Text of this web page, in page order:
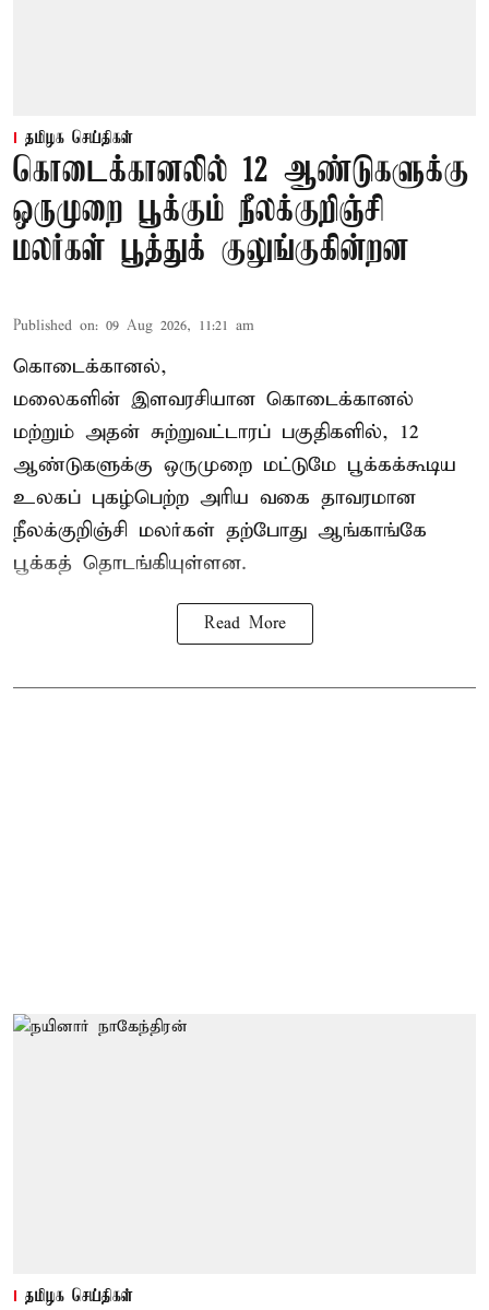
தமிழக செய்திகள்
கொடைக்கானலில் 12 ஆண்டுகளுக்கு
ஒருமுறை பூக்கும் நீலக்குறிஞ்சி
மலர்கள் பூத்துக் குலுங்குகின்றன
Published on: 09 Aug 2026, 11:21 am
கொடைக்கானல்,
மலைகளின் இளவரசியான கொடைக்கானல்
மற்றும் அதன் சுற்றுவட்டாரப் பகுதிகளில், 12
ஆண்டுகளுக்கு ஒருமுறை மட்டுமே பூக்கக்கூடிய
உலகப் புகழ்பெற்ற அரிய வகை தாவரமான
நீலக்குறிஞ்சி மலர்கள் தற்போது ஆங்காங்கே
பூக்கத் தொடங்கியுள்ளன.
Read More
தமிழக செய்திகள்